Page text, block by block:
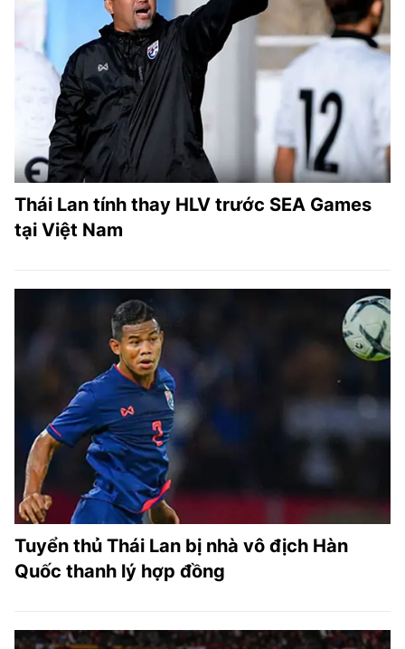
Thái Lan tính thay HLV trước SEA Games
tại Việt Nam
Tuyển thủ Thái Lan bị nhà vô địch Hàn
Quốc thanh lý hợp đồng